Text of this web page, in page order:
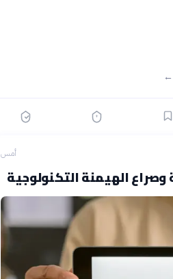
أمس
الهيمنة التكنولوجية